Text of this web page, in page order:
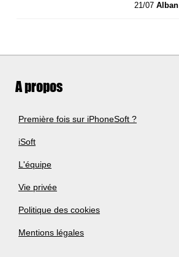
21/07Alban
A propos
Première fois sur iPhoneSoft ?
iSoft
L'équipe
Vie privée
Politique des cookies
Mentions légales